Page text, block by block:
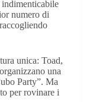
indimenticabile
numero di
unica: Toad,
una
Party”. Ma
per rovinare i